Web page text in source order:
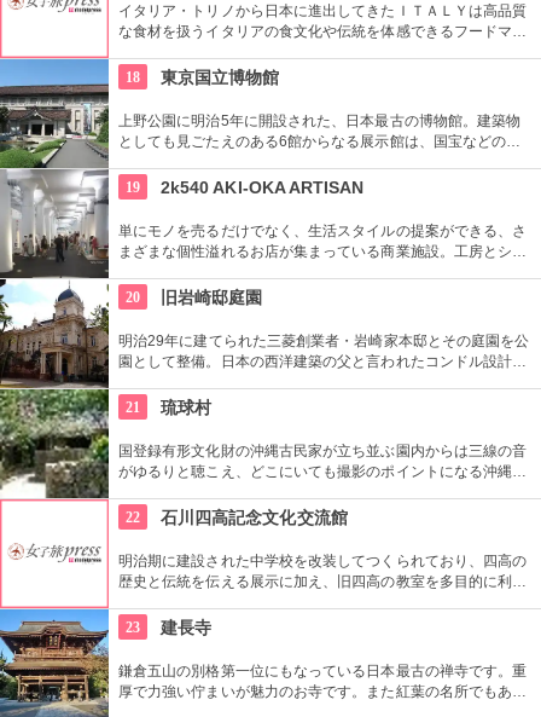
イタリア・トリノから日本に進出してきたＩＴＡＬＹは高品質
な食材を扱うイタリアの食文化や伝統を体感できるフードマー
堪能することもできます。
18 東京国立博物館
上野公園に明治5年に開設された、日本最古の博物館。建築物
としても見ごたえのある6館からなる展示館は、国宝などの歴
す。オリジナルグッズを販売するミュージアムショップや食事
もできるカフェなども併設されています。
19 2k540 AKI-OKA ARTISAN
単にモノを売るだけでなく、生活スタイルの提案ができる、さ
まざまな個性溢れるお店が集まっている商業施設。工房とショ
ワークショップもあり。
20 旧岩崎邸庭園
明治29年に建てられた三菱創業者・岩崎家本邸とその庭園を公
園として整備。日本の西洋建築の父と言われたコンドル設計の
文化財にもなっている。
21 琉球村
国登録有形文化財の沖縄古民家が立ち並ぶ園内からは三線の音
がゆるりと聴こえ、どこにいても撮影のポイントになる沖縄ら
り、どれを体験したら良いか迷ってしまう程！沖縄を丸ごと感
じるならぜひココへ。
22 石川四高記念文化交流館
明治期に建設された中学校を改装してつくられており、四高の
歴史と伝統を伝える展示に加え、旧四高の教室を多目的に利用
石川県ゆかりの文学者の資料を展示する「石川近代文学館」に
よって構成されている。
23 建長寺
鎌倉五山の別格第一位にもなっている日本最古の禅寺です。重
厚で力強い佇まいが魅力のお寺です。また紅葉の名所でもあ